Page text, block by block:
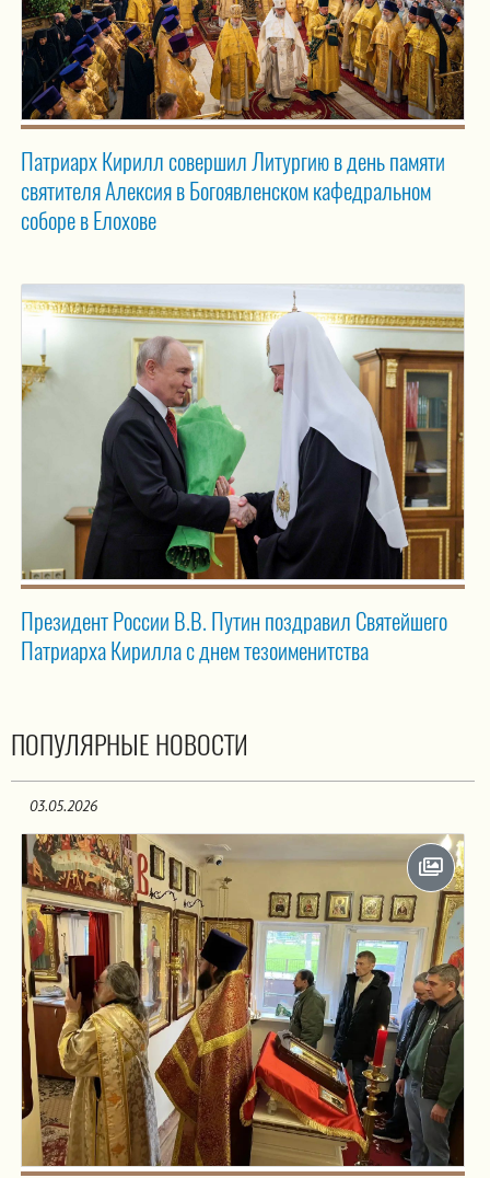
Патриарх Кирилл совершил Литургию в день памяти
святителя Алексия в Богоявленском кафедральном
соборе в Елохове
Президент России В.В. Путин поздравил Святейшего
Патриарха Кирилла с днем тезоименитства
ПОПУЛЯРНЫЕ НОВОСТИ
03.05.2026